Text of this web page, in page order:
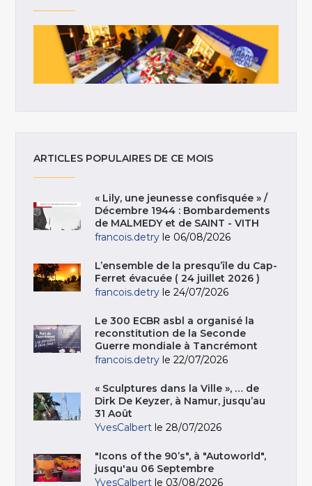
ARTICLES POPULAIRES DE CE MOIS
« Lily, une jeunesse confisquée » /
Décembre 1944 : Bombardements
de MALMEDY et de SAINT - VITH
francois.detry le 06/08/2026
L’ensemble de la presqu’île du Cap-
Ferret évacuée ( 24 juillet 2026 )
francois.detry le 24/07/2026
Le 300 ECBR asbl a organisé la
reconstitution de la Seconde
Guerre mondiale à Tancrémont
francois.detry le 22/07/2026
« Sculptures dans la Ville », … de
Dirk De Keyzer, à Namur, jusqu’au
31 Août
YvesCalbert le 28/07/2026
"Icons of the 90’s", à "Autoworld",
jusqu'au 06 Septembre
YvesCalbert le 03/08/2026